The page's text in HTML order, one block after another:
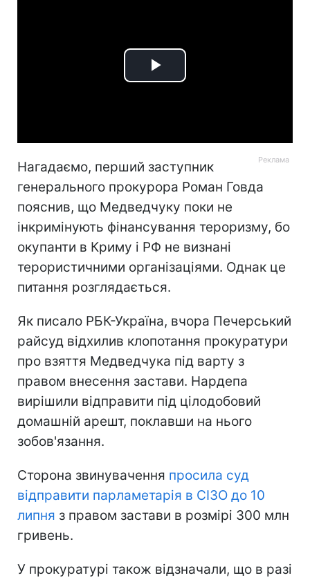
Play
Нагадаємо, перший заступник
генерального прокурора Роман Говда
пояснив, що Медведчуку поки не
інкримінують фінансування тероризму, бо
окупанти в Криму і РФ не визнані
терористичними організаціями. Однак це
питання розглядається.
Як писало РБК-Україна, вчора Печерський
райсуд відхилив клопотання прокуратури
про взяття Медведчука під варту з
правом внесення застави. Нардепа
вирішили відправити під цілодобовий
домашній арешт, поклавши на нього
зобов'язання.
Сторона звинувачення просила суд
відправити парламетарія в СІЗО до 10
липня з правом застави в розмірі 300 млн
гривень.
У прокуратурі також відзначали, що в разі